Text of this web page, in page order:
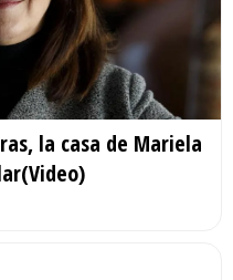
la casa de Mariela